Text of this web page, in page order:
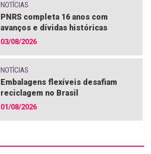
NOTÍCIAS
PNRS completa 16 anos com
avanços e dívidas históricas
03/08/2026
NOTÍCIAS
Embalagens flexíveis desafiam
reciclagem no Brasil
01/08/2026